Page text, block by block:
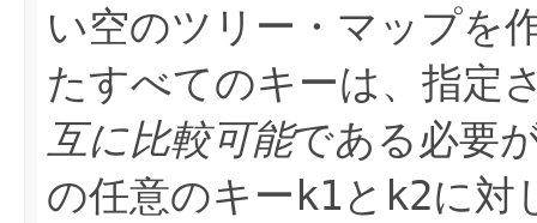
い空のツリー・マップを
たすべてのキーは、指定
互に比較可能である必要
の任意のキーk1と k2に対